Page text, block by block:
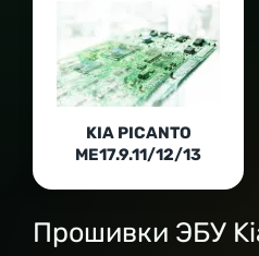
KIA PICANTO
ME17.9.11/12/13
Прошивки ЭБУ